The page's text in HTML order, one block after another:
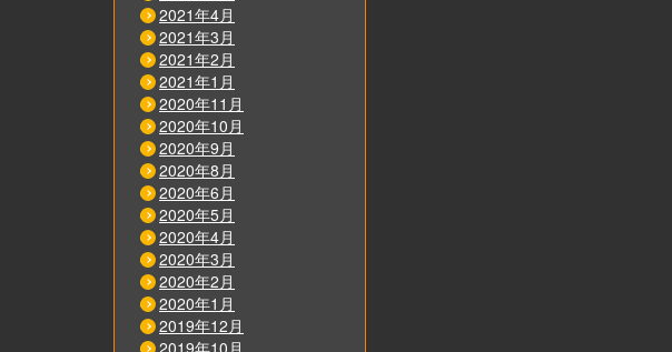
2021年4月
2021年3月
2021年2月
2021年1月
2020年11月
2020年10月
2020年9月
2020年8月
2020年6月
2020年5月
2020年4月
2020年3月
2020年2月
2020年1月
2019年12月
2019年10月